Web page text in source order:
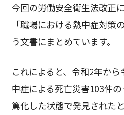
今回の労働安全衛生法改正
「職場における熱中症対策
う文書にまとめています。
これによると、令和2年か
中症による死亡災害103件
篤化した状態で発見された